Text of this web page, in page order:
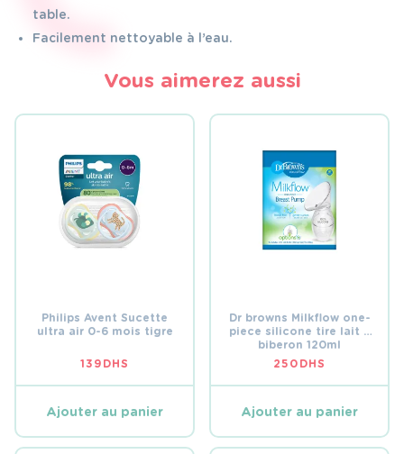
table.
Facilement nettoyable à l’eau.
Vous aimerez aussi
Philips Avent Sucette
ultra air 0-6 mois tigre
139 DHS
Ajouter au panier
Dr browns Milkflow one-
piece silicone tire lait +
biberon 120ml
250 DHS
Ajouter au panier